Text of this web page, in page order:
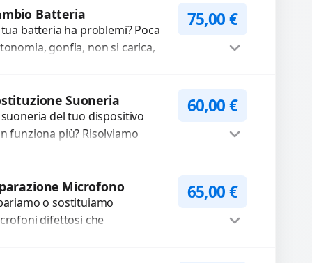
di ricarica
rotti, allentati,
Preventivo
Batteria
tua batteria ha problemi? Poca
gonfia, non si carica,
75,00€
Suoneria
suoneria del tuo dispositivo
funziona più? Risolviamo
60,00€
Microfono
o sostituiamo
difettosi che
65,00€